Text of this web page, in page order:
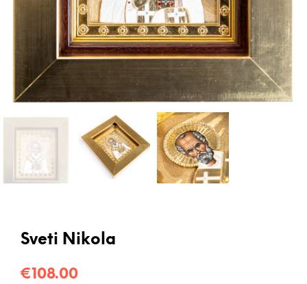
Sveti Nikola
€108.00